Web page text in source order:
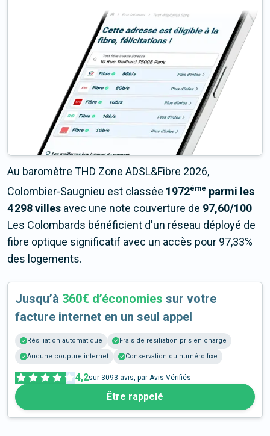
Au baromètre THD Zone ADSL&Fibre 2026,
Colombier-Saugnieu est classée 1972ème parmi les
4 298 villes avec une note couverture de 97,60/100
Les Colombards bénéficient d'un réseau déployé de
fibre optique significatif avec un accès pour 97,33%
des logements.
Jusqu’à 360€ d’économies sur votre
facture internet en un seul appel
Résiliation automatique
Frais de résiliation pris en charge
Aucune coupure internet
Conservation du numéro fixe
4,2sur 3093 avis, par Avis Vérifiés
Être rappelé